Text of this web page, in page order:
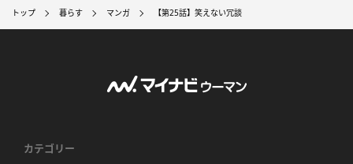
トップ 暮らす マンガ 【第25話】笑えない冗談
カテゴリー